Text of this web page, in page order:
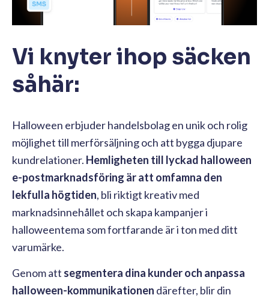
Vi knyter ihop säcken
såhär:
Halloween erbjuder handelsbolag en unik och rolig
möjlighet till merförsäljning och att bygga djupare
kundrelationer. Hemligheten till lyckad halloween
e-postmarknadsföring är att omfamna den
lekfulla högtiden, bli riktigt kreativ med
marknadsinnehållet och skapa kampanjer i
halloweentema som fortfarande är i ton med ditt
varumärke.
Genom att segmentera dina kunder och anpassa
halloween-kommunikationen därefter, blir din